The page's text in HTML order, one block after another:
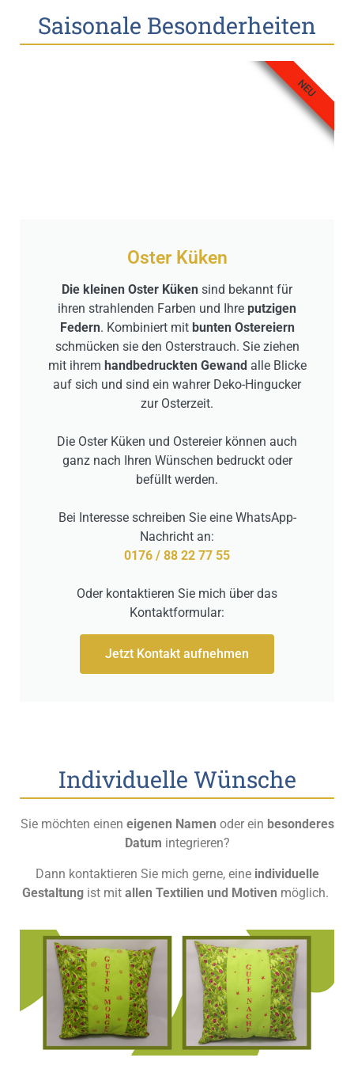
Saisonale Besonderheiten
Oster Küken
Die kleinen Oster Küken sind bekannt für
ihren strahlenden Farben und Ihre putzigen
Federn. Kombiniert mit bunten Ostereiern
schmücken sie den Osterstrauch. Sie ziehen
mit ihrem handbedruckten Gewand alle Blicke
auf sich und sind ein wahrer Deko-Hingucker
zur Osterzeit.
Die Oster Küken und Ostereier können auch
ganz nach Ihren Wünschen bedruckt oder
befüllt werden.
Bei Interesse schreiben Sie eine WhatsApp-
Nachricht an:
0176 / 88 22 77 55
Oder kontaktieren Sie mich über das
Kontaktformular:
Jetzt Kontakt aufnehmen
NEU
Individuelle Wünsche
Sie möchten einen eigenen Namen oder ein besonderes
Datum integrieren?
Dann kontaktieren Sie mich gerne, eine individuelle
Gestaltung ist mit allen Textilien und Motiven möglich.